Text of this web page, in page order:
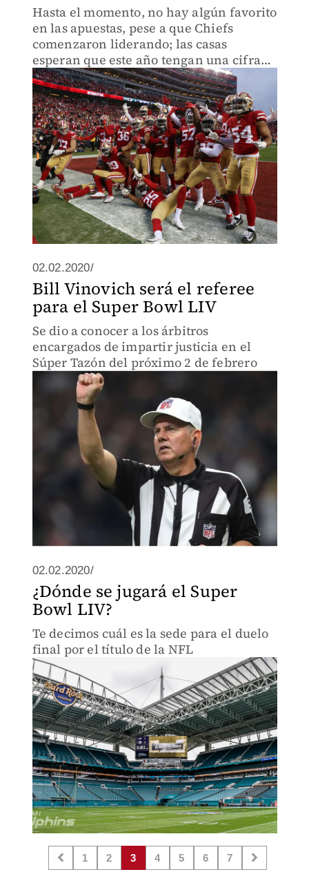
Hasta el momento, no hay algún favorito
en las apuestas, pese a que Chiefs
comenzaron liderando; las casas
esperan que este año tengan una cifra
récord con este partido
02.02.2020/
Bill Vinovich será el referee
para el Super Bowl LIV
Se dio a conocer a los árbitros
encargados de impartir justicia en el
Súper Tazón del próximo 2 de febrero
02.02.2020/
¿Dónde se jugará el Super
Bowl LIV?
Te decimos cuál es la sede para el duelo
final por el título de la NFL
1 2 3 4 5 6 7